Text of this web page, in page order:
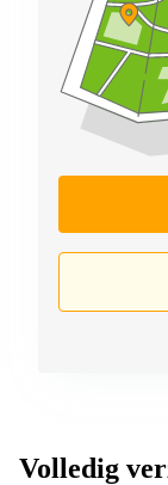
Hengelo
Bedrijfsruimte
Huren in
Nijmegen
Volledig